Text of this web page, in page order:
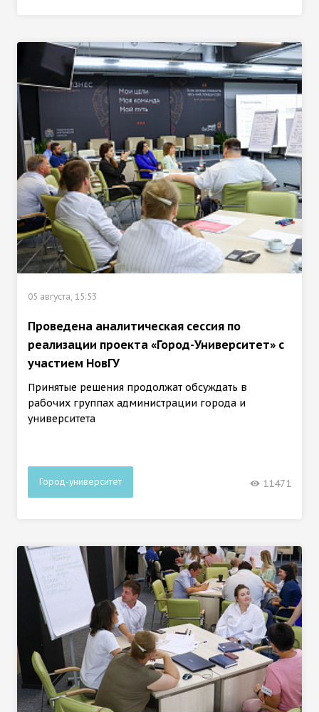
05 августа, 15:53
Проведена аналитическая сессия по
реализации проекта «Город-Университет» с
участием НовГУ
Принятые решения продолжат обсуждать в
рабочих группах администрации города и
университета
Город-университет 11471